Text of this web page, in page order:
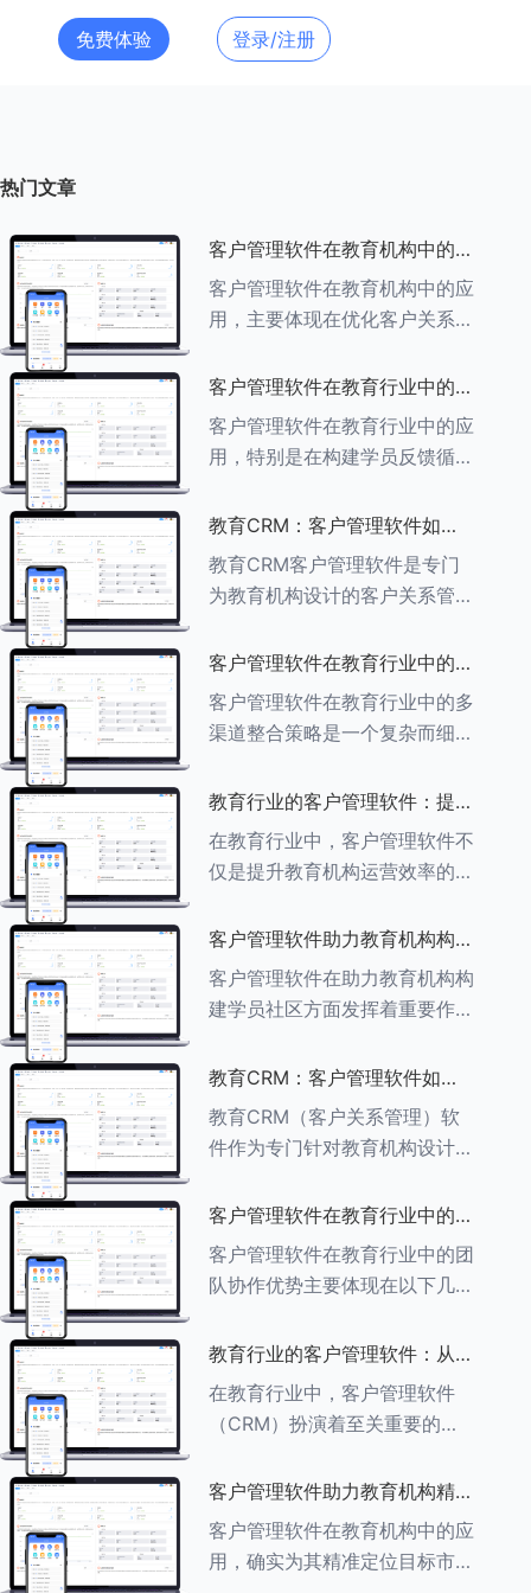
免费体验 登录/注册
热门文章
客户管理软件在教育机构中的应
用探索
客户管理软件在教育机构中的应
用，主要体现在优化客户关系管
作效率及促进业务增长等多个方
面。以下是对客户管理软件在教
育机构中应用的具体探索：
###一、
客户管理软件在教育行业中的学
员反馈循环机制
客户管理软件在教育行业中的应
用，特别是在构建学员反馈循环
用。以下是对客户管理软件在教
育行业中学员反馈循环机制的详
细分析： ###一、学员反馈循
环机制
教育CRM：客户管理软件如何
助力教育机构实现可持续发展
教育CRM客户管理软件是专门
为教育机构设计的客户关系管理
家长、教师及其他相关方的互
动，对教育机构实现可持续发展
具有重要意义。以下是教育
CRM如何助力教育
客户管理软件在教育行业中的多
渠道整合策略
客户管理软件在教育行业中的多
渠道整合策略是一个复杂而细致
多种渠道，提升教育机构的市场
竞争力、客户满意度和运营效
率。以下是对这一策略的具体分
析： ###
教育行业的客户管理软件：提升
家长参与度的关键
在教育行业中，客户管理软件不
仅是提升教育机构运营效率的重
促进家校合作的关键。以下将详
细探讨如何通过教育行业的客户
管理软件来提升家长的参与度。
###
客户管理软件助力教育机构构建
学员社区
客户管理软件在助力教育机构构
建学员社区方面发挥着重要作
述其助力作用： ###一、学员
信息管理 客户管理软件具备强
大的学员信息管理功能，能够集
中存储
教育CRM：客户管理软件如何
增强教育品牌影响力
教育CRM（客户关系管理）软
件作为专门针对教育机构设计的
影响力方面发挥着重要作用。以
下详细分析教育CRM软件如何
助力提升教育品牌影响力：
###一、
客户管理软件在教育行业中的团
队协作优势
客户管理软件在教育行业中的团
队协作优势主要体现在以下几个
与共享 客户管理软件作为强大
的信息存储库，能够整合并记录
学生的基本信息（如姓名、年
龄、联
教育行业的客户管理软件：从招
生到毕业的全方位管理
在教育行业中，客户管理软件
（CRM）扮演着至关重要的角
全方位管理，提升教育机构的管
理效率和学员满意度。以下是一
些适合教育行业的CRM软件及
其功能特点：
客户管理软件助力教育机构精准
定位目标市场
客户管理软件在教育机构中的应
用，确实为其精准定位目标市场